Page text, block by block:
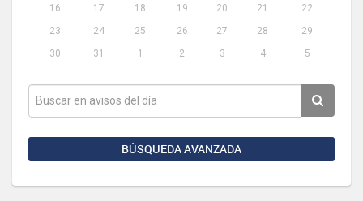
16
17 18 19 20 21
22
23
24 25 26 27 28
29
30
31 1 2 3 4 5
BÚSQUEDA AVANZADA